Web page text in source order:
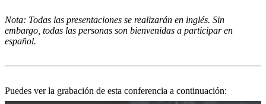
Nota: Todas las presentaciones se realizarán en inglés. Sin
embargo, todas las personas son bienvenidas a participar en
español.
Puedes ver la grabación de esta conferencia a continuación: